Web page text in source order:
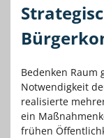
Bedenken
Notwendigkeit
realisierte
ein
frühen